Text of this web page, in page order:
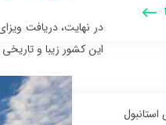
در نهایت، دریافت
این کشور زیبا و